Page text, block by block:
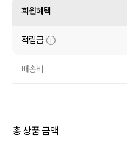
셔츠
원피스
니트
회원혜택
적립금
배송비
총 상품 금액